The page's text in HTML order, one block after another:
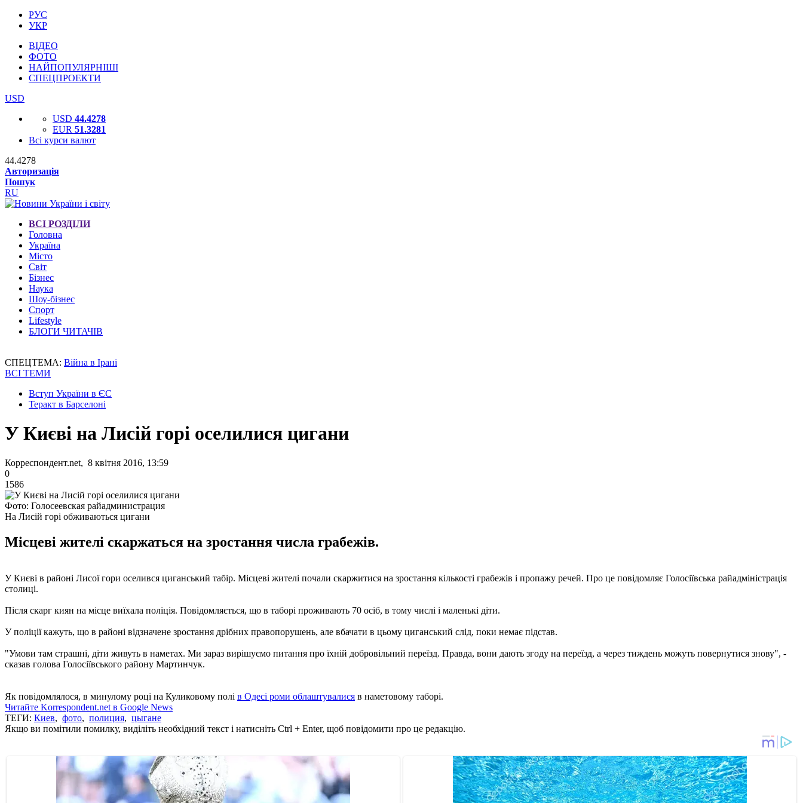
РУС
УКР
ВІДЕО
ФОТО
НАЙПОПУЛЯРНІШІ
СПЕЦПРОЕКТИ
USD
USD 44.4278
EUR 51.3281
Всі курси валют
44.4278
Авторизація
Пошук
RU
ВСІ РОЗДІЛИ
Головна
Україна
Місто
Світ
Бізнес
Наука
Шоу-бізнес
Спорт
Lifestyle
БЛОГИ ЧИТАЧІВ
СПЕЦТЕМА: Війна в Ірані
ВСІ ТЕМИ
Вступ України в ЄС
Теракт в Барселоні
У Києві на Лисій горі оселилися цигани
Корреспондент.net, 8 квітня 2016, 13:59
0
1586
Фото: Голосеевская райадминистрация
На Лисій горі обживаються цигани
Місцеві жителі скаржаться на зростання числа грабежів.
У Києві в районі Лисої гори оселився циганський табір. Місцеві жителі почали скаржитися на зростання кількості грабежів і пропажу речей. Про це повідомляє Голосіївська райадміністрація
столиці.
Після скарг киян на місце виїхала поліція. Повідомляється, що в таборі проживають 70 осіб, в тому числі і маленькі діти.
У поліції кажуть, що в районі відзначене зростання дрібних правопорушень, але вбачати в цьому циганський слід, поки немає підстав.
"Умови там страшні, діти живуть в наметах. Ми зараз вирішуємо питання про їхній добровільний переїзд. Правда, вони дають згоду на переїзд, а через тиждень можуть повернутися знову", -
сказав голова Голосіївського району Мартинчук.
Як повідомлялося, в минулому році на Куликовому полі в Одесі роми облаштувалися в наметовому таборі.
Читайте Korrespondent.net в Google News
ТЕГИ: Киев, фото, полиция, цыгане
Якщо ви помітили помилку, виділіть необхідний текст і натисніть Ctrl + Enter, щоб повідомити про це редакцію.